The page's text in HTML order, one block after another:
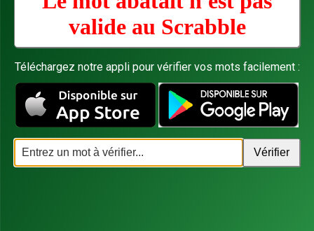
valide au Scrabble
Téléchargez notre appli pour vérifier vos mots facilement :